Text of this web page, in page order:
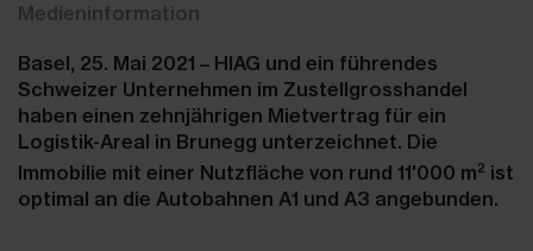
Medieninformation
Basel, 25. Mai 2021 – HIAG und ein führendes
Schweizer Unternehmen im Zustellgrosshandel
haben einen zehnjährigen Mietvertrag für ein
Logistik-Areal in Brunegg unterzeichnet. Die
Immobilie mit einer Nutzfläche von rund 11'000 m2 ist
optimal an die Autobahnen A1 und A3 angebunden.